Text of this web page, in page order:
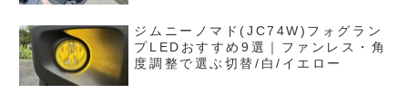
ジムニーノマド(JC74W)フォグラン
プLEDおすすめ9選｜ファンレス・角
度調整で選ぶ切替/白/イエロー